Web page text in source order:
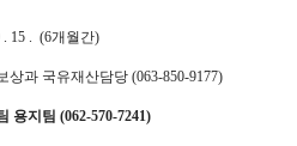
15 . (6개월간)
과 국유재산담당 (063-850-9177)
용지팀 (062-570-7241)